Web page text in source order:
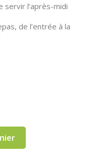
servir l’après-midi
de l’entrée à la